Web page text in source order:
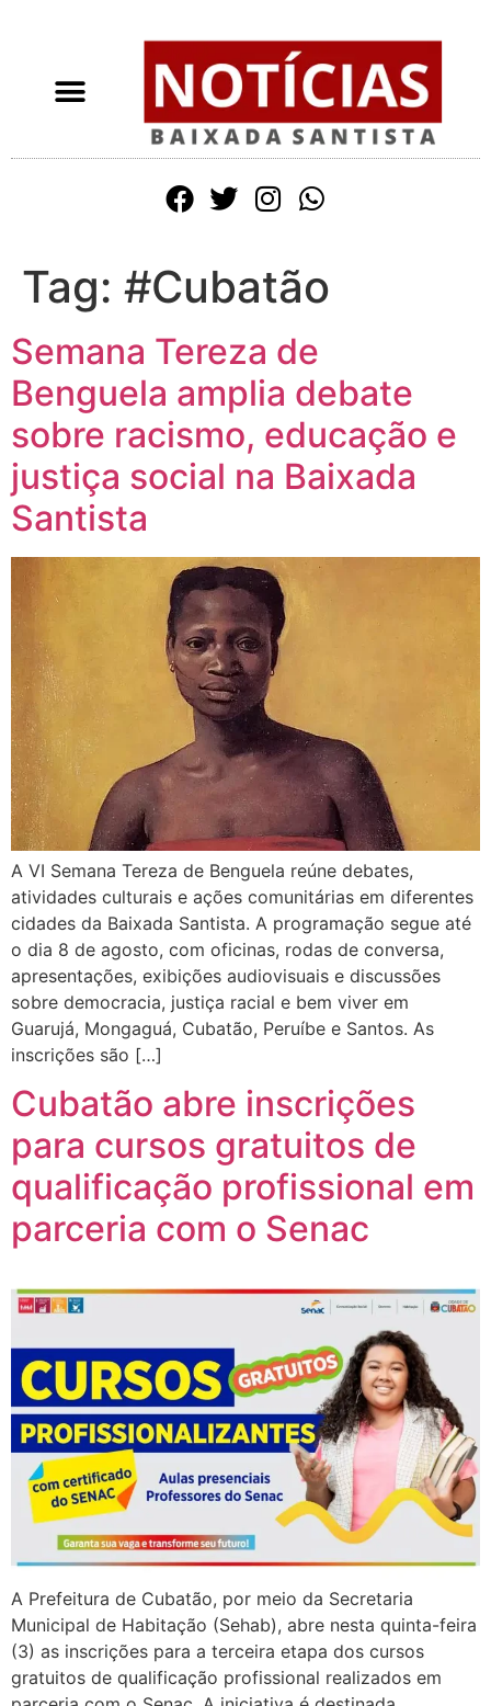
Tag: #Cubatão
Semana Tereza de
Benguela amplia debate
sobre racismo, educação e
justiça social na Baixada
Santista
A VI Semana Tereza de Benguela reúne debates,
atividades culturais e ações comunitárias em diferentes
cidades da Baixada Santista. A programação segue até
o dia 8 de agosto, com oficinas, rodas de conversa,
apresentações, exibições audiovisuais e discussões
sobre democracia, justiça racial e bem viver em
Guarujá, Mongaguá, Cubatão, Peruíbe e Santos. As
inscrições são […]
Cubatão abre inscrições
para cursos gratuitos de
qualificação profissional em
parceria com o Senac
A Prefeitura de Cubatão, por meio da Secretaria
Municipal de Habitação (Sehab), abre nesta quinta-feira
(3) as inscrições para a terceira etapa dos cursos
gratuitos de qualificação profissional realizados em